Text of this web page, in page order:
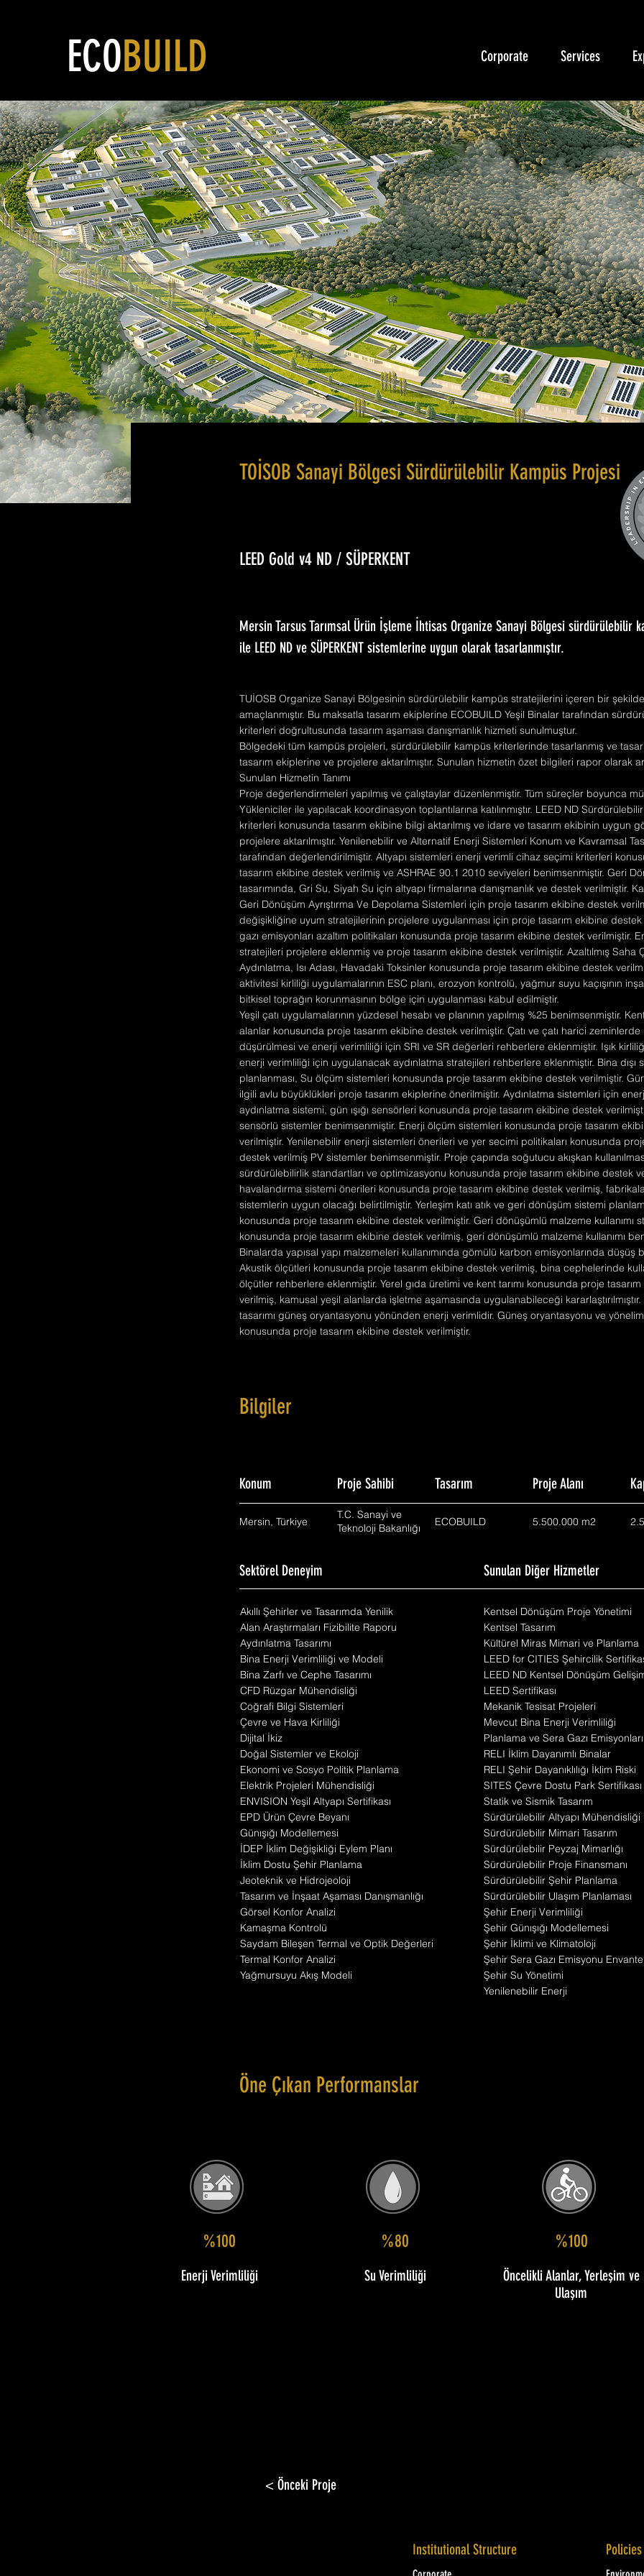
ECOBUILD Corporate Services
TOİSOB Sanayi Bölgesi Sürdürülebilir Kampüs Projesi
LEED Gold v4 ND / SÜPERKENT
Mersin Tarsus Tarımsal Ürün İşleme İhtisas Organize Sanayi Bölgesi sürdürülebilir
ile LEED ND ve SÜPERKENT sistemlerine uygun olarak tasarlanmıştır.
TUİOSB Organize Sanayi Bölgesinin sürdürülebilir kampüs stratejilerini içeren bir
amaçlanmıştır. Bu maksatla tasarım ekiplerine ECOBUILD Yeşil Binalar tarafından
kriterleri doğrultusunda tasarım aşaması danışmanlık hizmeti sunulmuştur.
Bölgedeki tüm kampüs projeleri, sürdürülebilir kampüs kriterlerinde tasarlanmış ve
tasarım ekiplerine ve projelere aktarılmıştır. Sunulan hizmetin özet bilgileri rapor olarak
Sunulan Hizmetin Tanımı
Proje değerlendirmeleri yapılmış ve çalıştaylar düzenlenmiştir. Tüm süreçler boyunca
Yükleniciler ile yapılacak koordinasyon toplantılarına katılınmıştır. LEED ND
kriterleri konusunda tasarım ekibine bilgi aktarılmış ve idare ve tasarım ekibinin uygun
projelere aktarılmıştır. Yenilenebilir ve Alternatif Enerji Sistemleri Konum ve Kavramsal
tarafından değerlendirilmiştir. Altyapı sistemleri enerji verimli cihaz seçimi kriterleri
tasarım ekibine destek verilmiş ve ASHRAE 90.1 2010 seviyeleri benimsenmiştir. Geri
tasarımında, Gri Su, Siyah Su için altyapı firmalarına danışmanlık ve destek verilmiştir.
Geri Dönüşüm Ayrıştırma Ve Depolama Sistemleri için proje tasarım ekibine destek
değişikliğine uyum stratejilerinin projelere uygulanması için proje tasarım ekibine
gazı emisyonları azaltım politikaları konusunda proje tasarım ekibine destek verilmiştir.
stratejileri projelere eklenmiş ve proje tasarım ekibine destek verilmiştir. Azaltılmış Saha
Aydınlatma, Isı Adası, Havadaki Toksinler konusunda proje tasarım ekibine destek
aktivitesi kirliliği uygulamalarının ESC planı, erozyon kontrolü, yağmur suyu kaçışının
bitkisel toprağın korunmasının bölge için uygulanması kabul edilmiştir.
Yeşil çatı uygulamalarının yüzdesel hesabı ve planının yapılmış %25 benimsenmiştir.
alanlar konusunda proje tasarım ekibine destek verilmiştir. Çatı ve çatı harici zeminlerde
düşürülmesi ve enerji verimliliği için SRI ve SR değerleri rehberlere eklenmiştir. Işık
enerji verimliliği için uygulanacak aydınlatma stratejileri rehberlere eklenmiştir. Bina dışı
planlanması, Su ölçüm sistemleri konusunda proje tasarım ekibine destek verilmiştir. Gün
ilgili avlu büyüklükleri proje tasarım ekiplerine önerilmiştir. Aydınlatma sistemleri için
aydınlatma sistemi, gün ışığı sensörleri konusunda proje tasarım ekibine destek
sensörlü sistemler benimsenmiştir. Enerji ölçüm sistemleri konusunda proje tasarım
verilmiştir. Yenilenebilir enerji sistemleri önerileri ve yer secimi politikaları konusunda
destek verilmiş PV sistemler benimsenmiştir. Proje çapında soğutucu akışkan
sürdürülebilirlik standartları ve optimizasyonu konusunda proje tasarım ekibine destek
havalandırma sistemi önerileri konusunda proje tasarım ekibine destek verilmiş,
sistemlerin uygun olacağı belirtilmiştir. Yerleşim katı atık ve geri dönüşüm sistemi
konusunda proje tasarım ekibine destek verilmiştir. Geri dönüşümlü malzeme kullanımı
konusunda proje tasarım ekibine destek verilmiş, geri dönüşümlü malzeme kullanımı
Binalarda yapısal yapı malzemeleri kullanımında gömülü karbon emisyonlarında düşüş
Akustik ölçütleri konusunda proje tasarım ekibine destek verilmiş, bina cephelerinde
ölçütler rehberlere eklenmiştir. Yerel gıda üretimi ve kent tarımı konusunda proje
verilmiş, kamusal yeşil alanlarda işletme aşamasında uygulanabileceği kararlaştırılmıştır.
tasarımı güneş oryantasyonu yönünden enerji verimlidir. Güneş oryantasyonu ve
konusunda proje tasarım ekibine destek verilmiştir.
Bilgiler
Konum Proje Sahibi Tasarım Proje Alanı
Mersin, Türkiye
T.C. Sanayi ve
Teknoloji Bakanlığı
ECOBUILD 5.500.000 m2
Sektörel Deneyim Sunulan Diğer Hizmetler
Akıllı Şehirler ve Tasarımda Yenilik
Alan Araştırmaları Fizibilite Raporu
Aydınlatma Tasarımı
Bina Enerji Verimliliği ve Modeli
Bina Zarfı ve Cephe Tasarımı
CFD Rüzgar Mühendisliği
Coğrafi Bilgi Sistemleri
Çevre ve Hava Kirliliği
Dijital İkiz
Doğal Sistemler ve Ekoloji
Ekonomi ve Sosyo Politik Planlama
Elektrik Projeleri Mühendisliği
ENVISION Yeşil Altyapı Sertifikası
EPD Ürün Çevre Beyanı
Günışığı Modellemesi
İDEP İklim Değişikliği Eylem Planı
İklim Dostu Şehir Planlama
Jeoteknik ve Hidrojeoloji
Tasarım ve İnşaat Aşaması Danışmanlığı
Görsel Konfor Analizi
Kamaşma Kontrolü
Saydam Bileşen Termal ve Optik Değerleri
Termal Konfor Analizi
Yağmursuyu Akış Modeli
Kentsel Dönüşüm Proje Yönetimi
Kentsel Tasarım
Kültürel Miras Mimari ve Planlama
LEED for CITIES Şehircilik
LEED ND Kentsel Dönüşüm
LEED Sertifikası
Mekanik Tesisat Projeleri
Mevcut Bina Enerji Verimliliği
Planlama ve Sera Gazı Emisyonları
RELI İklim Dayanımlı Binalar
RELI Şehir Dayanıklılığı İklim Riski
SITES Çevre Dostu Park Sertifikası
Statik ve Sismik Tasarım
Sürdürülebilir Altyapı Mühendisliği
Sürdürülebilir Mimari Tasarım
Sürdürülebilir Peyzaj Mimarlığı
Sürdürülebilir Proje Finansmanı
Sürdürülebilir Şehir Planlama
Sürdürülebilir Ulaşım Planlaması
Şehir Enerji Verimliliği
Şehir Günışığı Modellemesi
Şehir İklimi ve Klimatoloji
Şehir Sera Gazı Emisyonu
Şehir Su Yönetimi
Yenilenebilir Enerji
Öne Çıkan Performanslar
%100
Enerji Verimliliği
%80
Su Verimliliği
%100
Öncelikli Alanlar, Yerleşim ve
Ulaşım
< Önceki Proje
Institutional Structure Policies